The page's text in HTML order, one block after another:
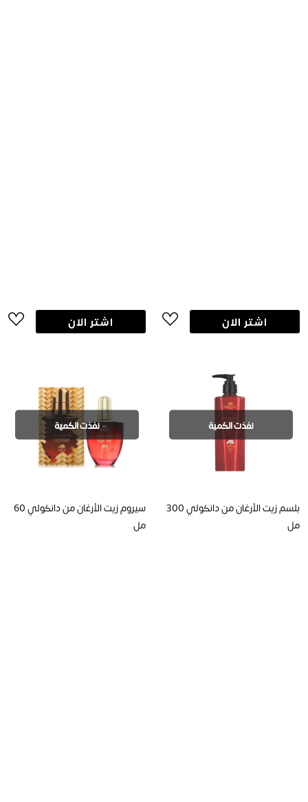
اشتر الان اشتر الان
نفذت الكمية
بلسم زيت الأرغان من دانكولي 300
مل
نفذت الكمية
سيروم زيت الأرغان من دانكولي 60
مل